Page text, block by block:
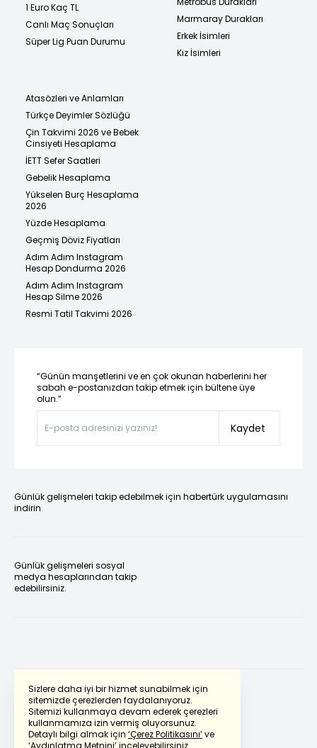
Sizlere daha iyi bir hizmet sunabilmek için
sitemizde çerezlerden faydalanıyoruz.
Sitemizi kullanmaya devam ederek çerezleri
kullanmamıza izin vermiş oluyorsunuz.
Detaylı bilgi almak için ‘Çerez Politikasını’ve
‘Aydınlatma Metnini’inceleyebilirsiniz.
1 Euro Kaç TL
Canlı Maç Sonuçları
Süper Lig Puan Durumu
Marmaray Durakları
Erkek İsimleri
Kız İsimleri
Atasözleri ve Anlamları
Türkçe Deyimler Sözlüğü
Çin Takvimi 2026 ve Bebek
Cinsiyeti Hesaplama
İETT Sefer Saatleri
Gebelik Hesaplama
Yükselen Burç Hesaplama
2026
Yüzde Hesaplama
Geçmiş Döviz Fiyatları
Adım Adım Instagram
Hesap Dondurma 2026
Adım Adım Instagram
Hesap Silme 2026
Resmi Tatil Takvimi 2026
“Günün manşetlerini ve en çok okunan haberlerini her
sabah e-postanızdan takip etmek için bültene üye
olun.”
Kaydet
Günlük gelişmeleri takip edebilmek için habertürk uygulamasını
indirin
Günlük gelişmeleri sosyal
medya hesaplarından takip
edebilirsiniz.
Powered by Translate